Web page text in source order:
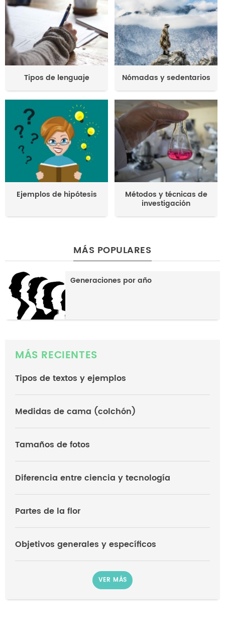
Tipos de lenguaje Nómadas y sedentarios
Ejemplos de hipótesis Métodos y técnicas de
investigación
MÁS POPULARES
Generaciones por año
MÁS RECIENTES
Tipos de textos y ejemplos
Medidas de cama (colchón)
Tamaños de fotos
Diferencia entre ciencia y tecnología
Partes de la flor
Objetivos generales y específicos
VER MÁS